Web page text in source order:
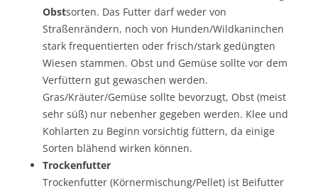
Obstsorten. Das Futter darf weder von
Straßenrändern, noch von Hunden/Wildkaninchen
stark frequentierten oder frisch/stark gedüngten
Wiesen stammen. Obst und Gemüse sollte vor dem
Verfüttern gut gewaschen werden.
Gras/Kräuter/Gemüse sollte bevorzugt, Obst (meist
sehr süß) nur nebenher gegeben werden. Klee und
Kohlarten zu Beginn vorsichtig füttern, da einige
Sorten blähend wirken können.
Trockenfutter
Trockenfutter (Körnermischung/Pellet) ist Beifutter